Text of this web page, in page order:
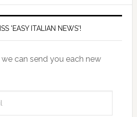
'EASY ITALIAN NEWS'!
can send you each new